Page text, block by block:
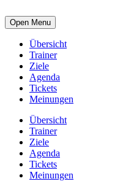
Open Menu
Übersicht
Trainer
Ziele
Agenda
Tickets
Meinungen
Übersicht
Trainer
Ziele
Agenda
Tickets
Meinungen